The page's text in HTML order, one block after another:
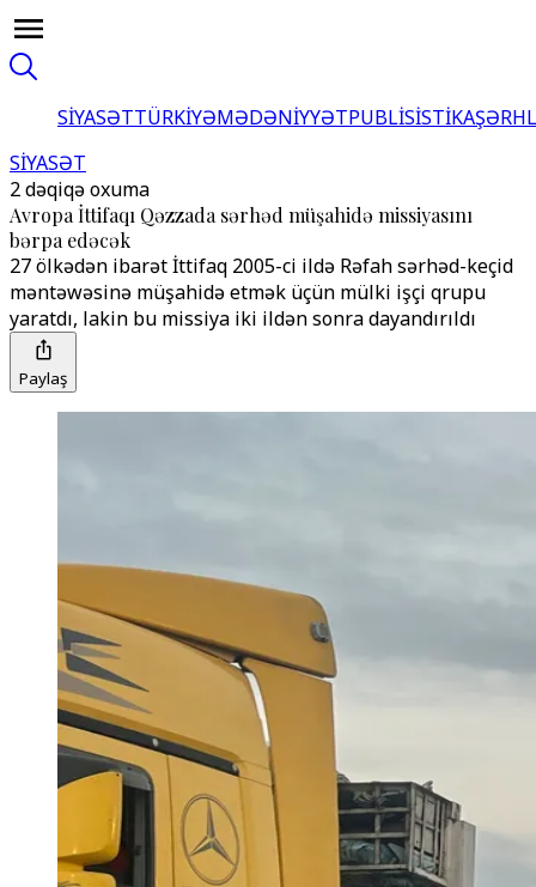
SİYASƏTTÜRKİYƏMƏDƏNİYYƏTPUBLİSİSTİKA
SİYASƏT
2 dəqiqə oxuma
Avropa İttifaqı Qəzzada sərhəd müşahidə missiyasını
bərpa edəcək
27 ölkədən ibarət İttifaq 2005-ci ildə Rəfah sərhəd-keçid
məntəwəsinə müşahidə etmək üçün mülki işçi qrupu
yaratdı, lakin bu missiya iki ildən sonra dayandırıldı
Paylaş